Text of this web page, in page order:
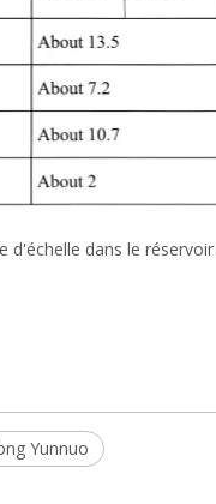
dans le
Yunnuo